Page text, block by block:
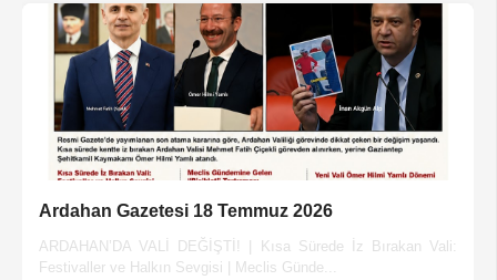
Ardahan Gazetesi 18 Temmuz 2026
ARDAHAN’DA VALİ DEĞİŞTİ! | Kısa Sürede İz Bırakan Vali:
Festivaller ve Halkın Sevgisi | Meclis Günde...